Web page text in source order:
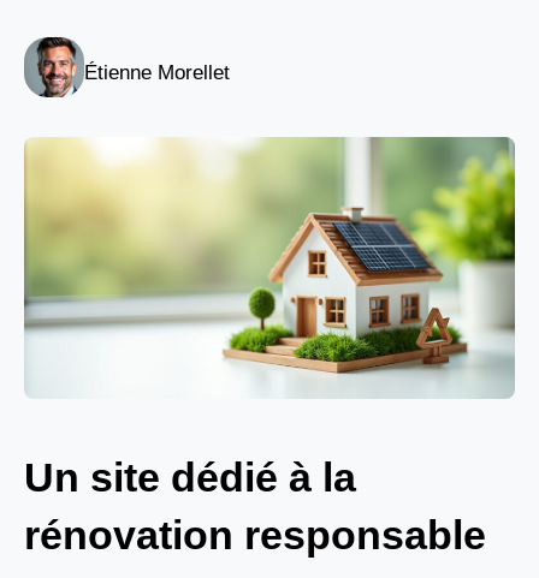
Étienne Morellet
Un site dédié à la
rénovation responsable